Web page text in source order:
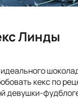
Линды
кекс по
девушки-